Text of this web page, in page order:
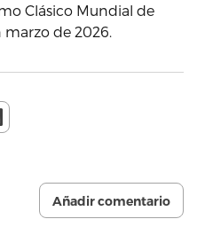
Clásico Mundial de
marzo de 2026.
Añadir comentario